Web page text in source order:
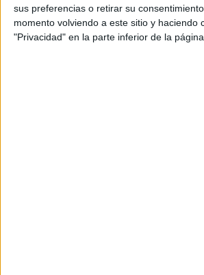
sus preferencias o retirar su
momento volviendo a este sitio y haciendo
"Privacidad" en la parte inferior de la página
Las mismas fuentes señalan que la
como objetivo introducir a los